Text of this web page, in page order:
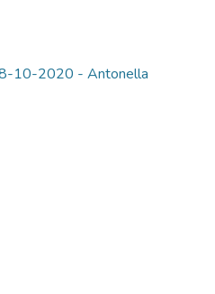
10-2020 - Antonella